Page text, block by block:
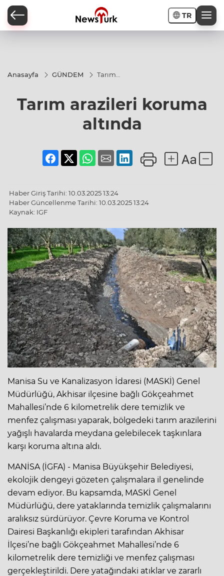
TR
Anasayfa GÜNDEM
Tarım
altında
Tarım arazileri koruma
altında
Haber Giriş Tarihi: 10.03.2025 13:24
Haber Güncellenme Tarihi: 10.03.2025 13:24
Kaynak: IGF
Manisa Su ve Kanalizasyon İdaresi (MASKİ) Genel
Müdürlüğü, Akhisar ilçesine bağlı Gökçeahmet
Mahallesi’nde 6 kilometrelik dere temizlik ve
menfez çalışması yaparak, bölgedeki tarım arazilerini
yağışlı havalarda meydana gelebilecek taşkınlara
karşı koruma altına aldı.
MANİSA (İGFA) - Manisa Büyükşehir Belediyesi,
ekolojik dengeyi gözeten çalışmalara il genelinde
devam ediyor. Bu kapsamda, MASKİ Genel
Müdürlüğü, dere yataklarında temizlik çalışmalarını
aralıksız sürdürüyor. Çevre Koruma ve Kontrol
Dairesi Başkanlığı ekipleri tarafından Akhisar
İlçesi’ne bağlı Gökçeahmet Mahallesi’nde 6
kilometrelik dere temizliği ve menfez çalışması
gerçekleştirildi. Dere yatağındaki atıklar ve zararlı